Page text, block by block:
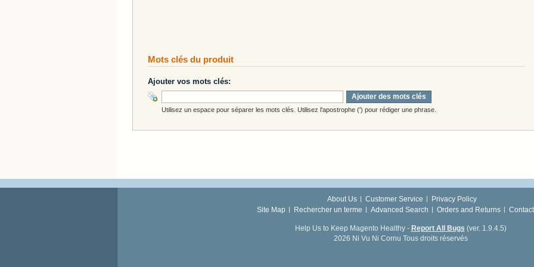
Mots clés du produit
Ajouter vos mots clés:
Ajouter des mots clés
Utilisez un espace pour séparer les mots clés. Utilisez l'apostrophe (') pour rédiger une phrase.
About Us Customer Service
Privacy Policy
Site Map
Rechercher un terme Advanced Search Orders and Returns
Help Us to Keep Magento Healthy - Report All Bugs (ver. 1.9.4.5)
2026 Ni Vu Ni Cornu Tous droits réservés